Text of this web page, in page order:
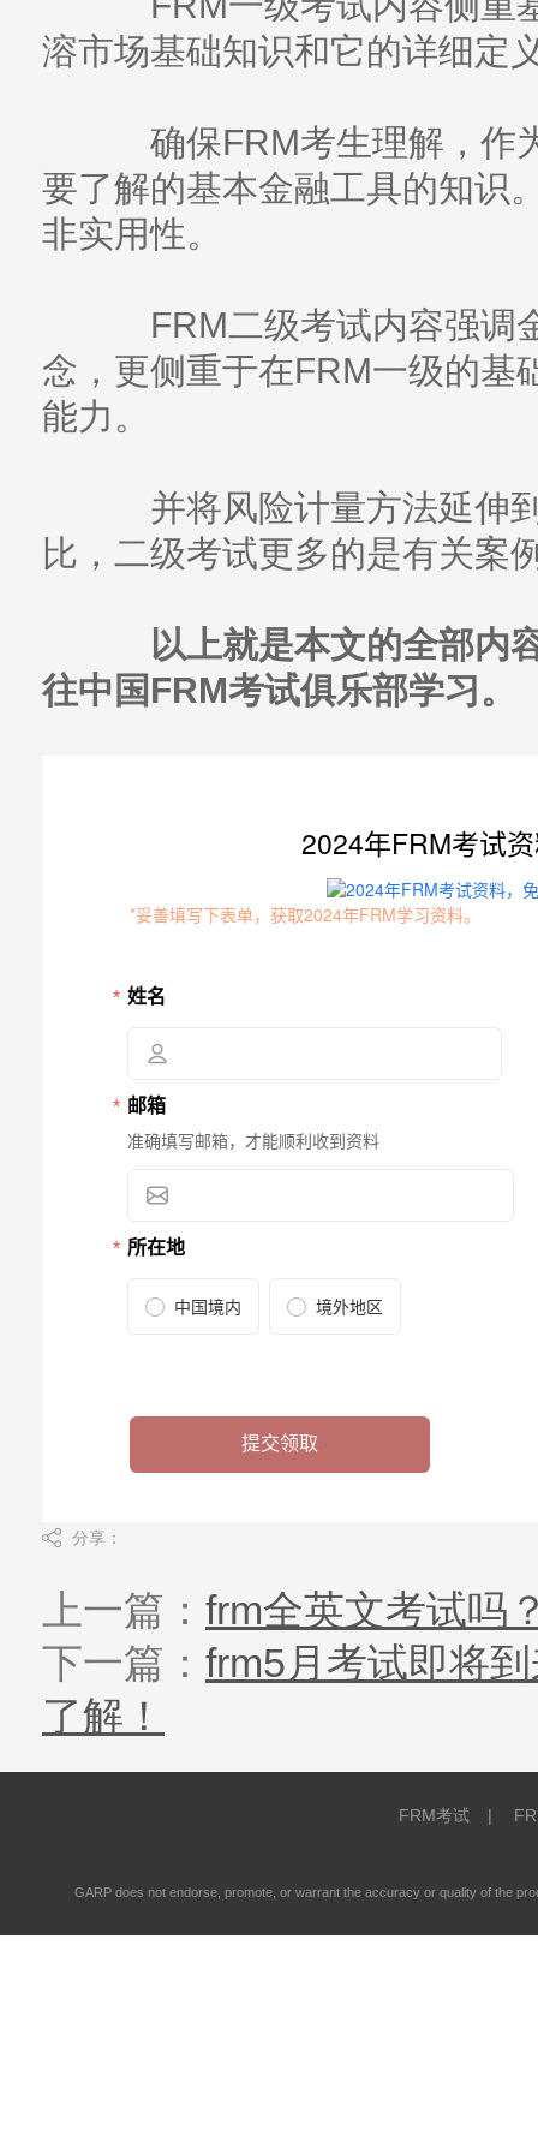
溶市场基础知识和它的详细定
确保FRM考生理解，作
要了解的基本金融工具的知识
非实用性。
FRM二级考试内容强调
念，更侧重于在FRM一级的基
能力。
并将风险计量方法延伸到
比，二级考试更多的是有关案
以上就是本文的全部内容
往中国FRM考试俱乐部学习。
分享：
上一篇： frm全英文考试吗
下一篇： frm5月考试即将
了解！
FRM考试 |
GARP does not endorse, promote, or warrant the accuracy or quality of the